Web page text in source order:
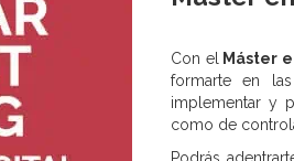
Con el
Máster
formarte en
implementar y
como de